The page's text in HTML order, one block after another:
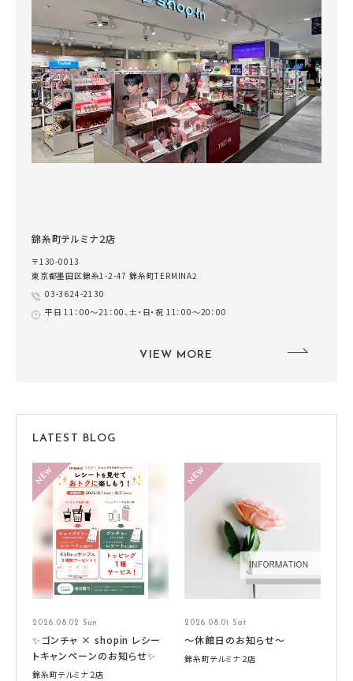
錦糸町テルミナ２店
〒130-0013
東京都墨田区錦糸1-2-47 錦糸町TERMINA2
03-3624-2130
平日 11：00～21：00、土・日・祝 11：00～20：00
VIEW MORE
LATEST BLOG
2026.08.02 Sun
✨ゴンチャ × shopin レシー
トキャンペーンのお知らせ✨
錦糸町テルミナ２店
2026.08.01 Sat
～休館日のお知らせ～
錦糸町テルミナ２店